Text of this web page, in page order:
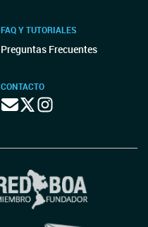
FAQ Y TUTORIALES
Preguntas Frecuentes
CONTACTO